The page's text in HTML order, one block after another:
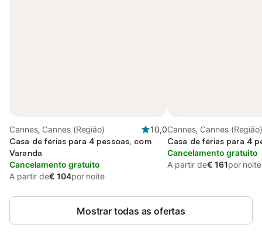
Cannes, Cannes (Região)
10,0
Casa de férias para 4 pessoas, com
Varanda
Cancelamento gratuito
A partir de€ 104por noite
Cannes, Cannes
Casa de férias para 4
Cancelamento gratuito
A partir de€ 161por noite
Mostrar todas as ofertas